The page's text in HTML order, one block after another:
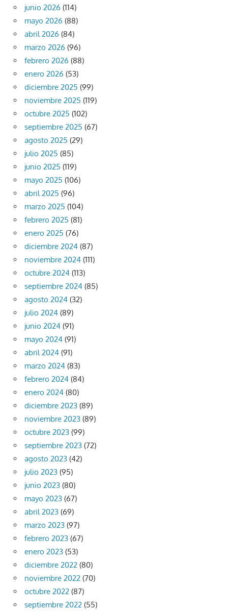
junio 2026 (114)
mayo 2026 (88)
abril 2026 (84)
marzo 2026 (96)
febrero 2026 (88)
enero 2026 (53)
diciembre 2025 (99)
noviembre 2025 (119)
octubre 2025 (102)
septiembre 2025 (67)
agosto 2025 (29)
julio 2025 (85)
junio 2025 (119)
mayo 2025 (106)
abril 2025 (96)
marzo 2025 (104)
febrero 2025 (81)
enero 2025 (76)
diciembre 2024 (87)
noviembre 2024 (111)
octubre 2024 (113)
septiembre 2024 (85)
agosto 2024 (32)
julio 2024 (89)
junio 2024 (91)
mayo 2024 (91)
abril 2024 (91)
marzo 2024 (83)
febrero 2024 (84)
enero 2024 (80)
diciembre 2023 (89)
noviembre 2023 (89)
octubre 2023 (99)
septiembre 2023 (72)
agosto 2023 (42)
julio 2023 (95)
junio 2023 (80)
mayo 2023 (67)
abril 2023 (69)
marzo 2023 (97)
febrero 2023 (67)
enero 2023 (53)
diciembre 2022 (80)
noviembre 2022 (70)
octubre 2022 (87)
septiembre 2022 (55)